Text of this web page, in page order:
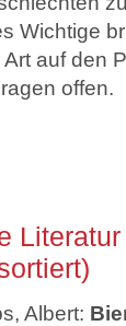
Wichtige
auf den
offen.
Literatur
Albert: